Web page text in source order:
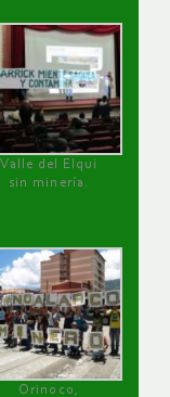
Valle del Elqui
sin minería.
Orinoco,